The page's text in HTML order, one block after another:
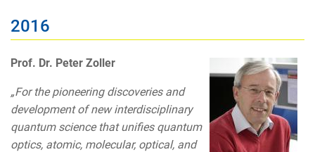
2016
Prof. Dr. Peter Zoller
„For the pioneering discoveries and
development of new interdisciplinary
quantum science that unifies quantum
optics, atomic, molecular, optical, and